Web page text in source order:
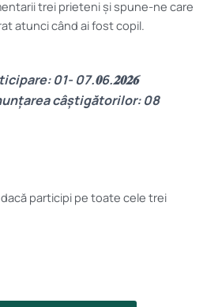
trei prieteni și spune-ne care
atunci când ai fost copil.
01- 07.𝟎6.𝟐𝟎𝟐𝟔
câștigătorilor: 08
participi pe toate cele trei